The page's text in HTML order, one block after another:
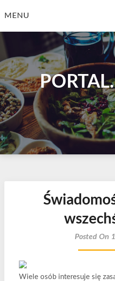
toMENU
Posted On
Wiele osób interesuje się